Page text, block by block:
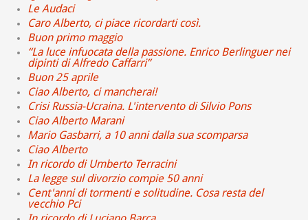
Le Audaci
Caro Alberto, ci piace ricordarti così.
Buon primo maggio
“La luce infuocata della passione. Enrico Berlinguer nei
dipinti di Alfredo Caffarri”
Buon 25 aprile
Ciao Alberto, ci mancherai!
Crisi Russia-Ucraina. L'intervento di Silvio Pons
Ciao Alberto Marani
Mario Gasbarri, a 10 anni dalla sua scomparsa
Ciao Alberto
In ricordo di Umberto Terracini
La legge sul divorzio compie 50 anni
Cent'anni di tormenti e solitudine. Cosa resta del
vecchio Pci